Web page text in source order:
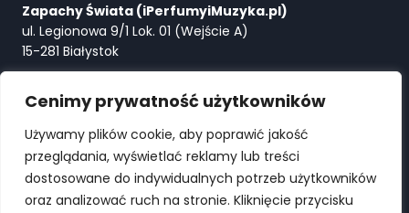
Cenimy prywatność użytkowników
Używamy plików cookie, aby poprawić jakość
przeglądania, wyświetlać reklamy lub treści
dostosowane do indywidualnych potrzeb użytkowników
oraz analizować ruch na stronie. Kliknięcie przycisku
Zapachy Świata (iPerfumyiMuzyka.pl)
ul. Legionowa 9/1 Lok. 01 (Wejście A)
15-281 Białystok
E-mail:Perfumy@ZapachySwiata.com
WYSZUKIWARKA